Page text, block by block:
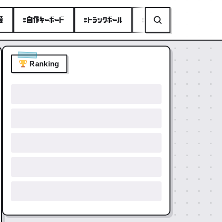
#自作キーボード #トラックボール #ミニPC
Ranking